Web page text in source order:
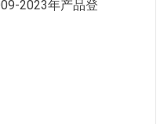
2023年产品登